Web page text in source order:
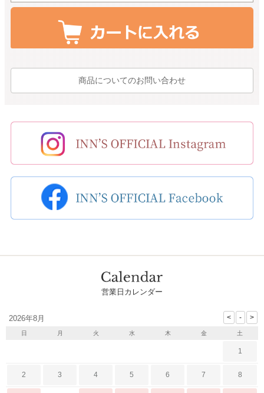
商品についてのお問い合わせ
営業日カレンダー
2026年8月
日 月 火 水 木 金 土
1
2 3 4 5 6 7 8